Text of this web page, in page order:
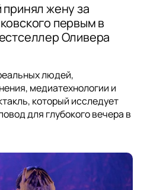
жену за
первым в
Оливера
людей,
медиатехнологии и
который исследует
для глубокого вечера в